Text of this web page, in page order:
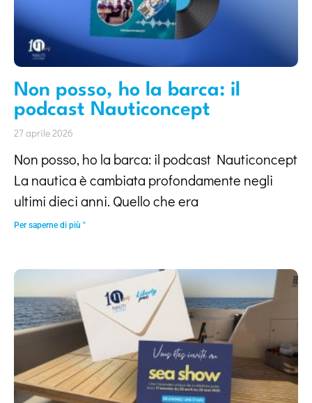
Non posso, ho la barca: il
podcast Nauticoncept
27 aprile 2026
Non posso, ho la barca: il podcast Nauticoncept
La nautica è cambiata profondamente negli
ultimi dieci anni. Quello che era
Per saperne di più "